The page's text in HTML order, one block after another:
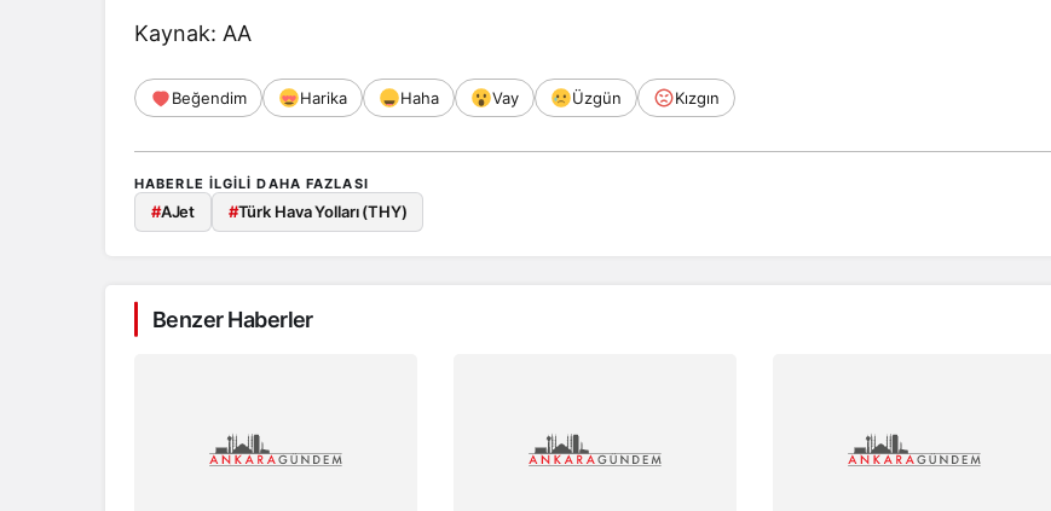
Kaynak: AA
Beğendim Harika Haha Vay Üzgün Kızgın
HABERLE ILGILI DAHA FAZLASI
#AJet #Türk Hava Yolları (THY)
Benzer Haberler